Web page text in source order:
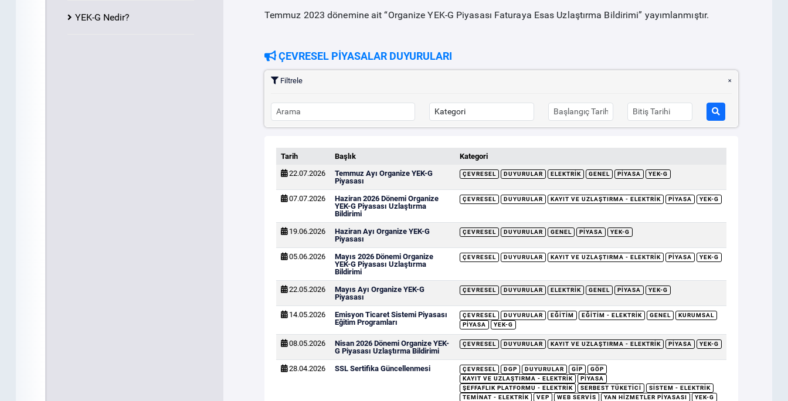
YEK-G Nedir? Temmuz 2023 dönemine ait “Organize YEK-G Piyasası Faturaya Esas Uzlaştırma Bildirimi” yayımlanmıştır.
ÇEVRESEL PİYASALAR DUYURULARI
Filtrele
Tarih Başlık
Kategori
22.07.2026
Temmuz Ayı Organize YEK-G
Piyasası
ÇEVRESEL DUYURULAR ELEKTRIK GENEL PIYASA YEK-G
07.07.2026
Haziran 2026 Dönemi Organize
YEK-G Piyasası Uzlaştırma
Bildirimi
ÇEVRESEL DUYURULAR KAYIT VE UZLAŞTIRMA - ELEKTRIK PIYASA YEK-G
19.06.2026
Haziran Ayı Organize YEK-G
Piyasası
ÇEVRESEL DUYURULAR GENEL PIYASA YEK-G
05.06.2026
Mayıs 2026 Dönemi Organize
YEK-G Piyasası Uzlaştırma
Bildirimi
ÇEVRESEL DUYURULAR KAYIT VE UZLAŞTIRMA - ELEKTRIK PIYASA YEK-G
22.05.2026
Mayıs Ayı Organize YEK-G
Piyasası
ÇEVRESEL DUYURULAR ELEKTRIK GENEL PIYASA YEK-G
14.05.2026
Emisyon Ticaret Sistemi Piyasası
Eğitim Programları
ÇEVRESEL DUYURULAR EĞITIM EĞITIM - ELEKTRIK GENEL
KURUMSAL
PIYASA
YEK-G
08.05.2026
Nisan 2026 Dönemi Organize YEK-
G Piyasası Uzlaştırma Bildirimi
ÇEVRESEL DUYURULAR KAYIT VE UZLAŞTIRMA - ELEKTRIK PIYASA YEK-G
28.04.2026 SSL Sertifika Güncellenmesi ÇEVRESEL DGP DUYURULAR GİP
GÖP
KAYIT VE UZLAŞTIRMA - ELEKTRIK
PIYASA
ŞEFFAFLIK PLATFORMU - ELEKTRIK
SERBEST TÜKETICI
SISTEM - ELEKTRIK
TEMINAT - ELEKTRIK
VEP WEB SERVIS YAN HIZMETLER PIYASASI YEK-G